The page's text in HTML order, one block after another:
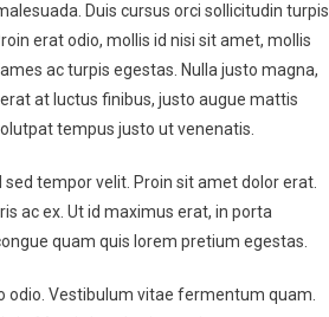
Duis cursus orci sollicitudin turpis
erat odio, mollis id nisi sit amet, mollis
ac turpis egestas. Nulla justo magna,
at luctus finibus, justo augue mattis
tempus justo ut venenatis.
tempor velit. Proin sit amet dolor erat.
ac ex. Ut id maximus erat, in porta
quam quis lorem pretium egestas.
odio. Vestibulum vitae fermentum quam.